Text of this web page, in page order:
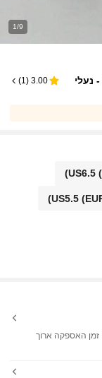
1/9
Adidas נעלי אדידס חדשות לנשים לשנת 2026 - נעלי
3.00
(
1
)
US6.5
US5.5
זמן האספקה ארוך